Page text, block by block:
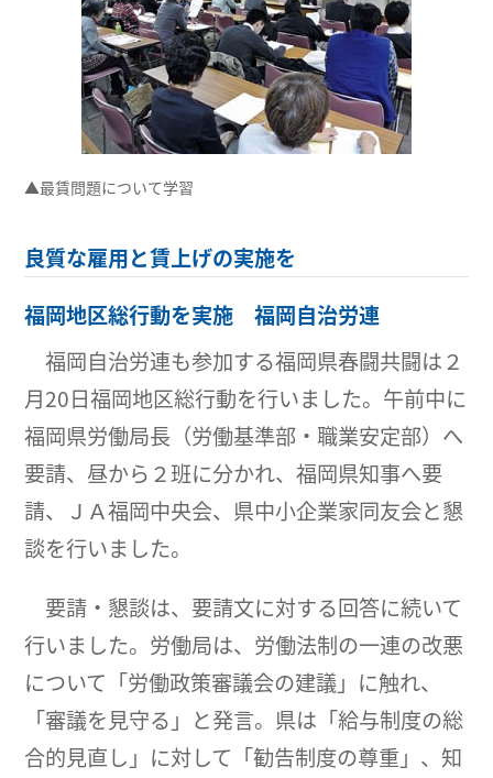
▲最賃問題について学習
良質な雇用と賃上げの実施を
福岡地区総行動を実施 福岡自治労連
福岡自治労連も参加する福岡県春闘共闘は２
月20日福岡地区総行動を行いました。午前中に
福岡県労働局長（労働基準部・職業安定部）へ
要請、昼から２班に分かれ、福岡県知事へ要
請、ＪＡ福岡中央会、県中小企業家同友会と懇
談を行いました。
要請・懇談は、要請文に対する回答に続いて
行いました。労働局は、労働法制の一連の改悪
について「労働政策審議会の建議」に触れ、
「審議を見守る」と発言。県は「給与制度の総
合的見直し」に対して「勧告制度の尊重」、知